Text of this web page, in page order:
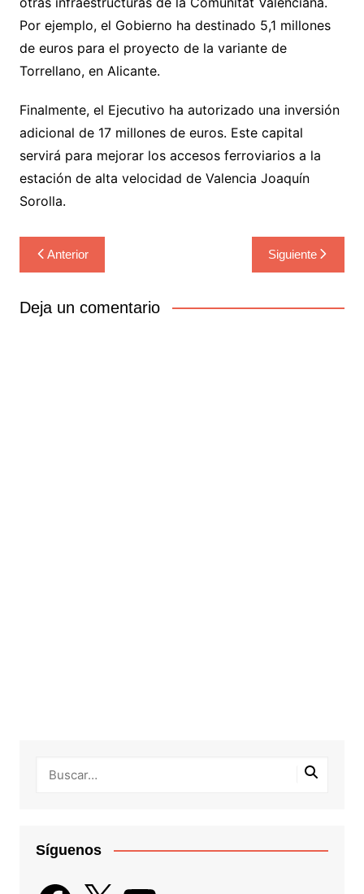
Por ejemplo, el Gobierno ha destinado 5,1 millones
de euros para el proyecto de la variante de
Torrellano, en Alicante.
Finalmente, el Ejecutivo ha autorizado una inversión
adicional de 17 millones de euros. Este capital
servirá para mejorar los accesos ferroviarios a la
estación de alta velocidad de Valencia Joaquín
Sorolla.
Navegación
de
entradas
Anterior Siguiente
Deja un comentario
Síguenos
Facebook
X YouTube